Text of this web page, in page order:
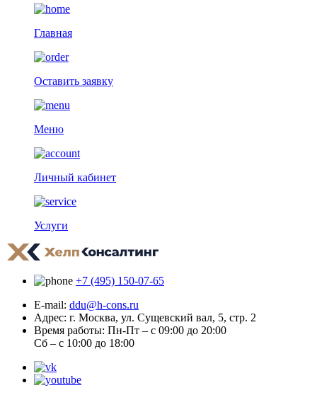
Главная
Оставить заявку
Меню
Личный кабинет
Услуги
+7 (495) 150-07-65
E-mail: ddu@h-cons.ru
Адрес: г. Москва, ул. Сущевский вал, 5, стр. 2
Время работы: Пн-Пт – с 09:00 до 20:00
Сб – с 10:00 до 18:00